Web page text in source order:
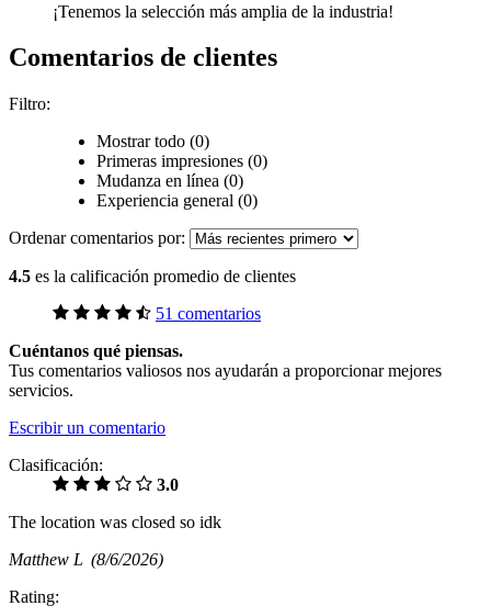
¡Tenemos la selección más amplia de la industria!
Comentarios de clientes
Filtro:
Mostrar todo (0)
Primeras impresiones (0)
Mudanza en línea (0)
Experiencia general (0)
Ordenar comentarios por:
4.5 es la calificación promedio de clientes
51 comentarios
Cuéntanos qué piensas.
Tus comentarios valiosos nos ayudarán a proporcionar mejores
servicios.
Escribir un comentario
Clasificación:
3.0
The location was closed so idk
Matthew L (8/6/2026)
Rating: